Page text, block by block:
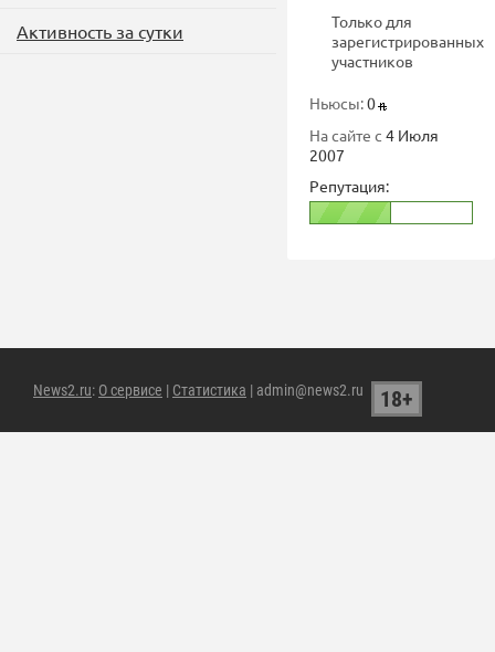
Активность за сутки
Только для
зарегистрированных
участников
Ньюсы:0
На сайте с 4 Июля
2007
Репутация:
News2.ru: О сервисе | Статистика | admin@news2.ru 18+